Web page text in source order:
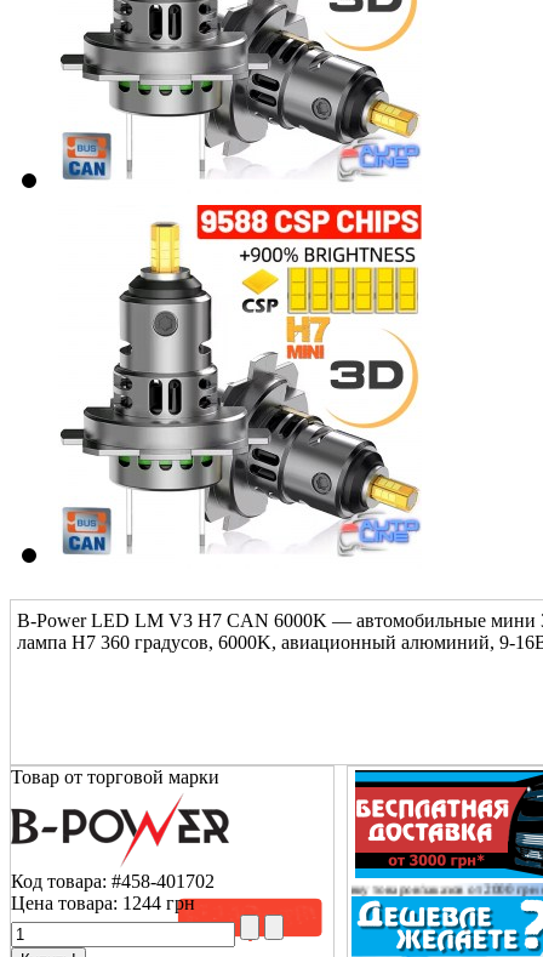
B-Power LED LM V3 H7 CAN 6000K — автомобильные мини
лампа H7 360 градусов, 6000K, авиационный алюминий, 9-
Товар от торговой марки
Код товара: #458-401702
Цена товара: 1244 грн
Вам о том, что доставку товаров/заказов от 2000 грн оплачиваемтолько на склад